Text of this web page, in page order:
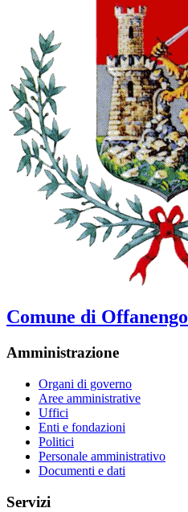
Comune di Offanengo
Amministrazione
Organi di governo
Aree amministrative
Uffici
Enti e fondazioni
Politici
Personale amministrativo
Documenti e dati
Servizi